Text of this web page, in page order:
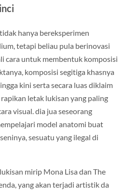
hanya bereksperimen
tetapi beliau pula berinovasi
cara untuk membentuk komposisi
komposisi segitiga khasnya
kini serta secara luas diklaim
letak lukisan yang paling
visual. dia jua seseorang
model anatomi buat
sesuatu yang ilegal di
mirip Mona Lisa dan The
yang akan terjadi artistik da